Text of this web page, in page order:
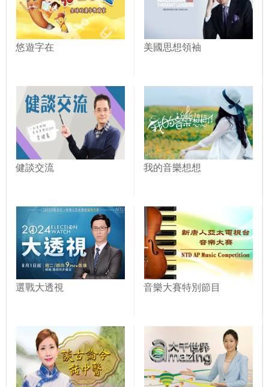
悠遊字在 美國思想領袖
健談交流 我的音樂想想
選戰大透視 音樂大賽特別節目